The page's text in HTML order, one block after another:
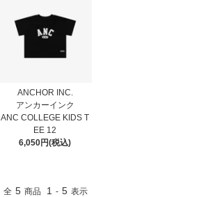
ANCHOR INC.
アンカーインク
ANC COLLEGE KIDS T
EE 12
6,050円(税込)
全 5 商品 1 - 5 表示